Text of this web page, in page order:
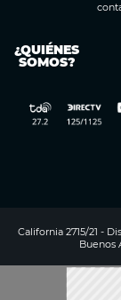
¿QUIÉNES
SOMOS?
California 2715/21 -
Buenos